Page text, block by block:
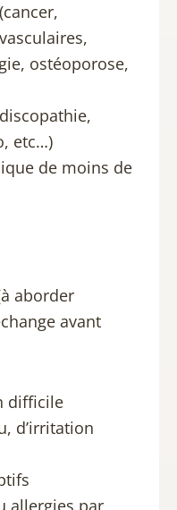
ostéoporose,
etc…)
de moins de
aborder
avant
difficile
d’irritation
allergies par